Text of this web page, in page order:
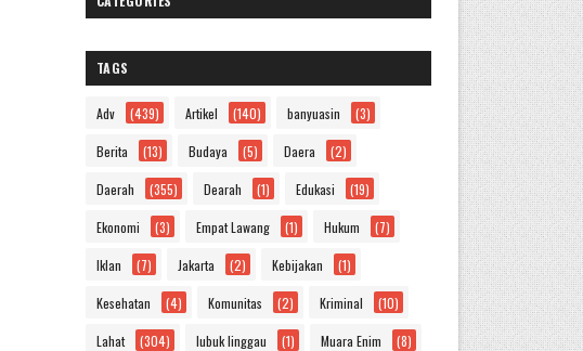
TAGS
Adv (439) Artikel (140) banyuasin (3)
Berita (13) Budaya (5) Daera (2)
Daerah (355) Dearah (1) Edukasi (19)
Ekonomi (3) Empat Lawang (1) Hukum (7)
Iklan (7) Jakarta (2) Kebijakan (1)
Kesehatan (4) Komunitas (2) Kriminal (10)
Lahat (304) lubuk linggau (1) Muara Enim (8)